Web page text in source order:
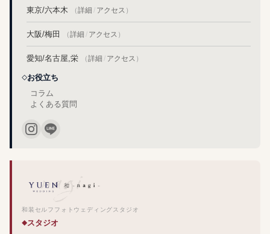
東京/六本木
（詳細 / アクセス ）
大阪/梅田 （詳細 / アクセス ）
愛知/名古屋,栄 （詳細 / アクセス ）
お役立ち
コラム
よくある質問
和装セルフフォトウェディングスタジオ
スタジオ